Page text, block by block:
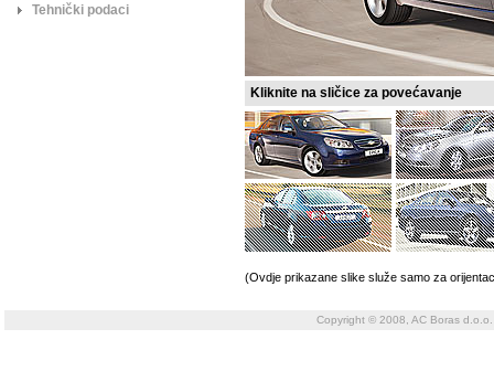
Tehnički podaci
Kliknite na sličice za povećavanje
(Ovdje prikazane slike služe samo za
Copyright © 2008, AC Boras